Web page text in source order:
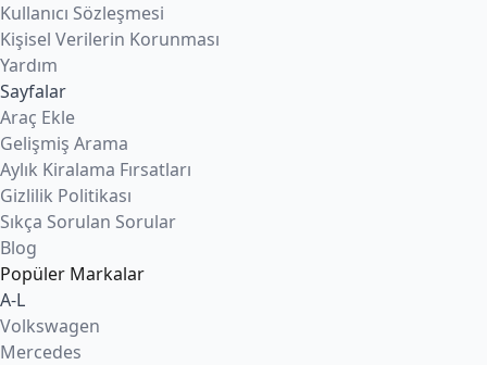
Kullanıcı Sözleşmesi
Kişisel Verilerin Korunması
Yardım
Sayfalar
Araç Ekle
Gelişmiş Arama
Aylık Kiralama Fırsatları
Gizlilik Politikası
Sıkça Sorulan Sorular
Blog
Popüler Markalar
A-L
Volkswagen
Mercedes